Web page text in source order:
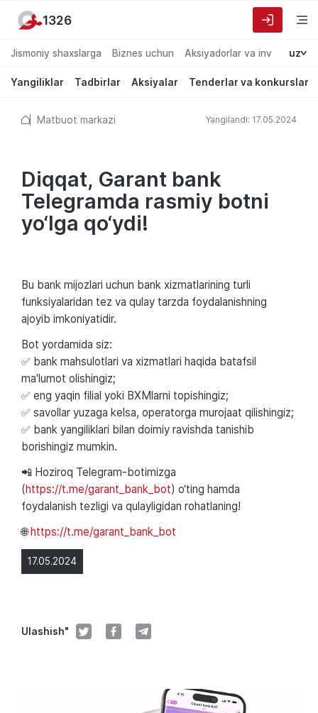
Jismoniy shaxslarga Biznes uchun Aksiyadorlar va investorlarga
uz
Yangiliklar Tadbirlar Aksiyalar Tenderlar va konkurslar
1326
Matbuot markazi Yangilandi: 17.05.2024
Diqqat, Garant bank
Telegramda rasmiy botni
yo‘lga qo‘ydi!
17.05.2024
Ulashish"
Bu bank mijozlari uchun bank xizmatlarining turli
funksiyalaridan tez va qulay tarzda foydalanishning
ajoyib imkoniyatidir.
Bot yordamida siz:
✅ bank mahsulotlari va xizmatlari haqida batafsil
ma'lumot olishingiz;
✅ eng yaqin filial yoki BXMlarni topishingiz;
✅ savollar yuzaga kelsa, operatorga murojaat qilishingiz;
✅ bank yangiliklari bilan doimiy ravishda tanishib
borishingiz mumkin.
📲 Hoziroq Telegram-botimizga
(https://t.me/garant_bank_bot) o‘ting hamda
foydalanish tezligi va qulayligidan rohatlaning!
🌐https://t.me/garant_bank_bot